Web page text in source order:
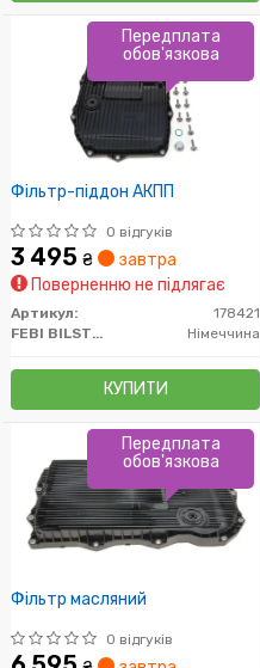
Фільтр-піддон АКПП
0 відгуків
3 495 ₴
завтра
Поверненню не підлягає
Артикул:
178421
FEBI BILSTEIN
Німеччина
КУПИТИ
Передплата
обов'язкова
Фільтр масляний
0 відгуків
Передплата
обов'язкова